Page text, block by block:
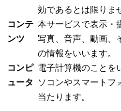
効であるとは限りま
コンテ
ンツ
本サービスで表示・
写真、音声、動画、
の情報をいいます。
コンピ
ュータ
電子計算機のことを
ソコンやスマートフ
当たります。